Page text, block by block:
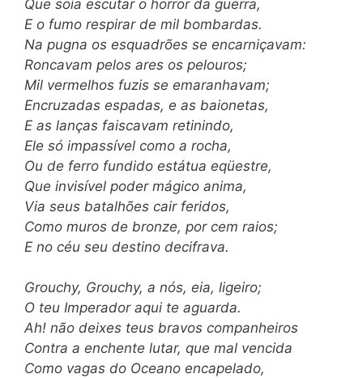
Que soía escutar o horror da guerra,
E o fumo respirar de mil bombardas.
Na pugna os esquadrões se encarniçavam:
Roncavam pelos ares os pelouros;
Mil vermelhos fuzis se emaranhavam;
Encruzadas espadas, e as baionetas,
E as lanças faiscavam retinindo,
Ele só impassível como a rocha,
Ou de ferro fundido estátua eqüestre,
Que invisível poder mágico anima,
Via seus batalhões cair feridos,
Como muros de bronze, por cem raios;
E no céu seu destino decifrava.
Grouchy, Grouchy, a nós, eia, ligeiro;
O teu Imperador aqui te aguarda.
Ah! não deixes teus bravos companheiros
Contra a enchente lutar, que mal vencida
Como vagas do Oceano encapelado,